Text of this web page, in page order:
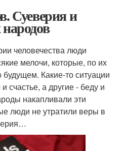
Суеверия и
человечества люди
мелочи, которые, по их
Какие-то ситуации
счастье, а другие - беду и
накапливали эти
люди не утратили веры в